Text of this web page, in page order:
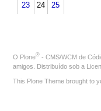
23 24 25
O Plone® - CMS/WCM de
amigos. Distribuído sob a
This Plone Theme brought to